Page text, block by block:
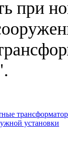
при
установки